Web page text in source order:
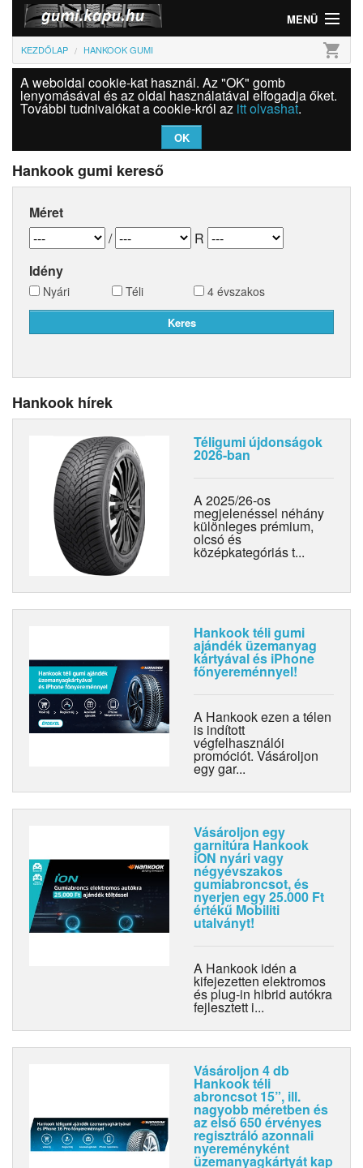
MENÜ
Gumi
Felni
Szolgáltatások
Bejelentkezés
KEZDŐLAP HANKOOK GUMI shopping_cart
A weboldal cookie-kat használ. Az "OK" gomb
lenyomásával és az oldal használatával elfogadja őket.
További tudnivalókat a cookie-król az itt olvashat.
OK
Hankook gumi kereső
Méret
/
R
Idény
Nyári Téli 4 évszakos
Hankook hírek
Téligumi újdonságok
2026-ban
A 2025/26-os
megjelenéssel néhány
különleges prémium,
olcsó és
középkategóriás t...
Hankook téli gumi
ajándék üzemanyag
kártyával és iPhone
főnyereménnyel!
A Hankook ezen a télen
is indított
végfelhasználói
promóciót. Vásároljon
egy gar...
Vásároljon egy
garnitúra Hankook
iON nyári vagy
négyévszakos
gumiabroncsot, és
nyerjen egy 25.000 Ft
értékű Mobiliti
utalványt!
A Hankook idén a
kifejezetten elektromos
és plug-in hibrid autókra
fejlesztett i...
Vásároljon 4 db
Hankook téli
abroncsot 15”, ill.
nagyobb méretben és
az első 650 érvényes
regisztráló azonnali
nyereményként
üzemanyagkártyát kap